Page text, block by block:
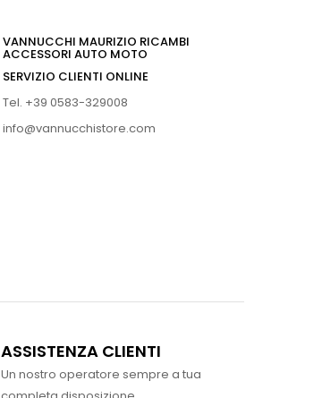
VANNUCCHI MAURIZIO RICAMBI
ACCESSORI AUTO MOTO
SERVIZIO CLIENTI ONLINE
Tel. +39 0583-329008
info@vannucchistore.com
ASSISTENZA CLIENTI
Un nostro operatore sempre a tua